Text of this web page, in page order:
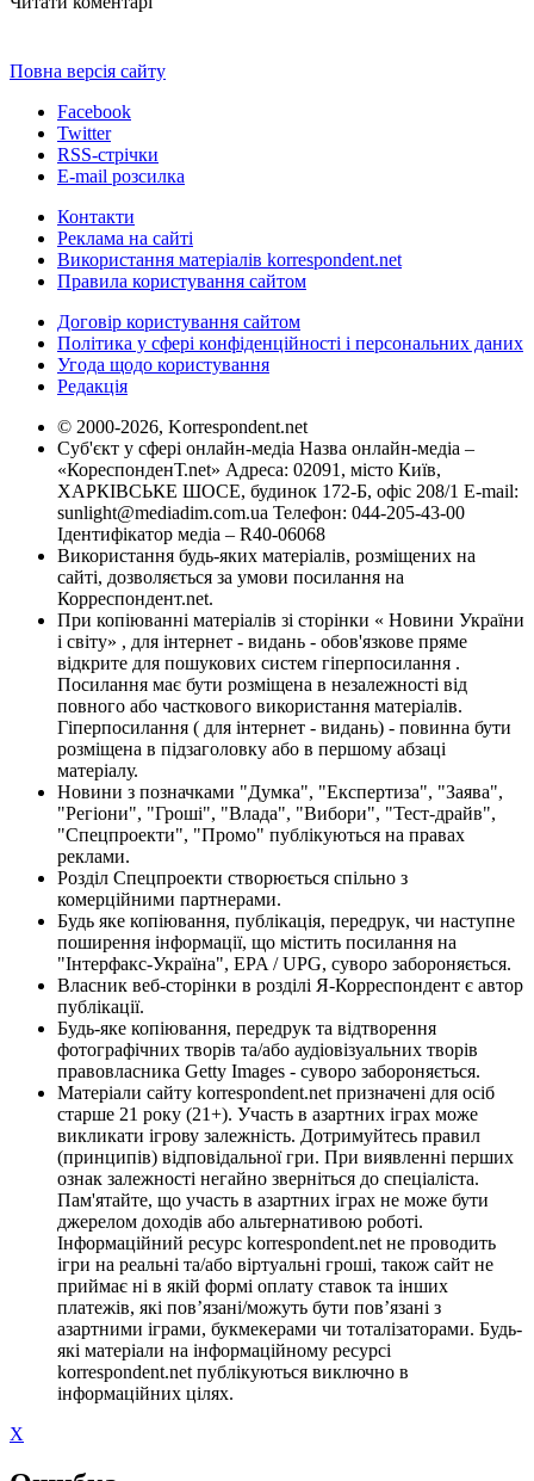
Повна версія сайту
Facebook
Twitter
RSS-стрічки
E-mail розсилка
Контакти
Реклама на сайті
Використання матеріалів korrespondent.net
Правила користування сайтом
Договір користування сайтом
Політика у сфері конфіденційності і персональних даних
Угода щодо користування
Редакція
© 2000-2026, Korrespondent.net
Суб'єкт у сфері онлайн-медіа Назва онлайн-медіа –
«КореспонденТ.net» Адреса: 02091, місто Київ,
ХАРКІВСЬКЕ ШОСЕ, будинок 172-Б, офіс 208/1 E-mail:
sunlight@mediadim.com.ua Телефон: 044-205-43-00
Ідентифікатор медіа – R40-06068
Використання будь-яких матеріалів, розміщених на
сайті, дозволяється за умови посилання на
Корреспондент.net.
При копіюванні матеріалів зі сторінки « Новини України
і світу» , для інтернет - видань - обов'язкове пряме
відкрите для пошукових систем гіперпосилання .
Посилання має бути розміщена в незалежності від
повного або часткового використання матеріалів.
Гіперпосилання ( для інтернет - видань) - повинна бути
розміщена в підзаголовку або в першому абзаці
матеріалу.
Новини з позначками "Думка", "Експертиза", "Заява",
"Регіони", "Гроші", "Влада", "Вибори", "Тест-драйв",
"Спецпроекти", "Промо" публікуються на правах
реклами.
Розділ Спецпроекти створюється спільно з
комерційними партнерами.
Будь яке копіювання, публікація, передрук, чи наступне
поширення інформації, що містить посилання на
"Інтерфакс-Україна", EPA / UPG, суворо забороняється.
Власник веб-сторінки в розділі Я-Корреспондент є автор
публікації.
Будь-яке копіювання, передрук та відтворення
фотографічних творів та/або аудіовізуальних творів
правовласника Getty Images - суворо забороняється.
Матеріали сайту korrespondent.net призначені для осіб
старше 21 року (21+). Участь в азартних іграх може
викликати ігрову залежність. Дотримуйтесь правил
(принципів) відповідальної гри. При виявленні перших
ознак залежності негайно зверніться до спеціаліста.
Пам'ятайте, що участь в азартних іграх не може бути
джерелом доходів або альтернативою роботі.
Інформаційний ресурс korrespondent.net не проводить
ігри на реальні та/або віртуальні гроші, також сайт не
приймає ні в якій формі оплату ставок та інших
платежів, які пов’язані/можуть бути пов’язані з
азартними іграми, букмекерами чи тоталізаторами. Будь-
які матеріали на інформаційному ресурсі
korrespondent.net публікуються виключно в
інформаційних цілях.
X